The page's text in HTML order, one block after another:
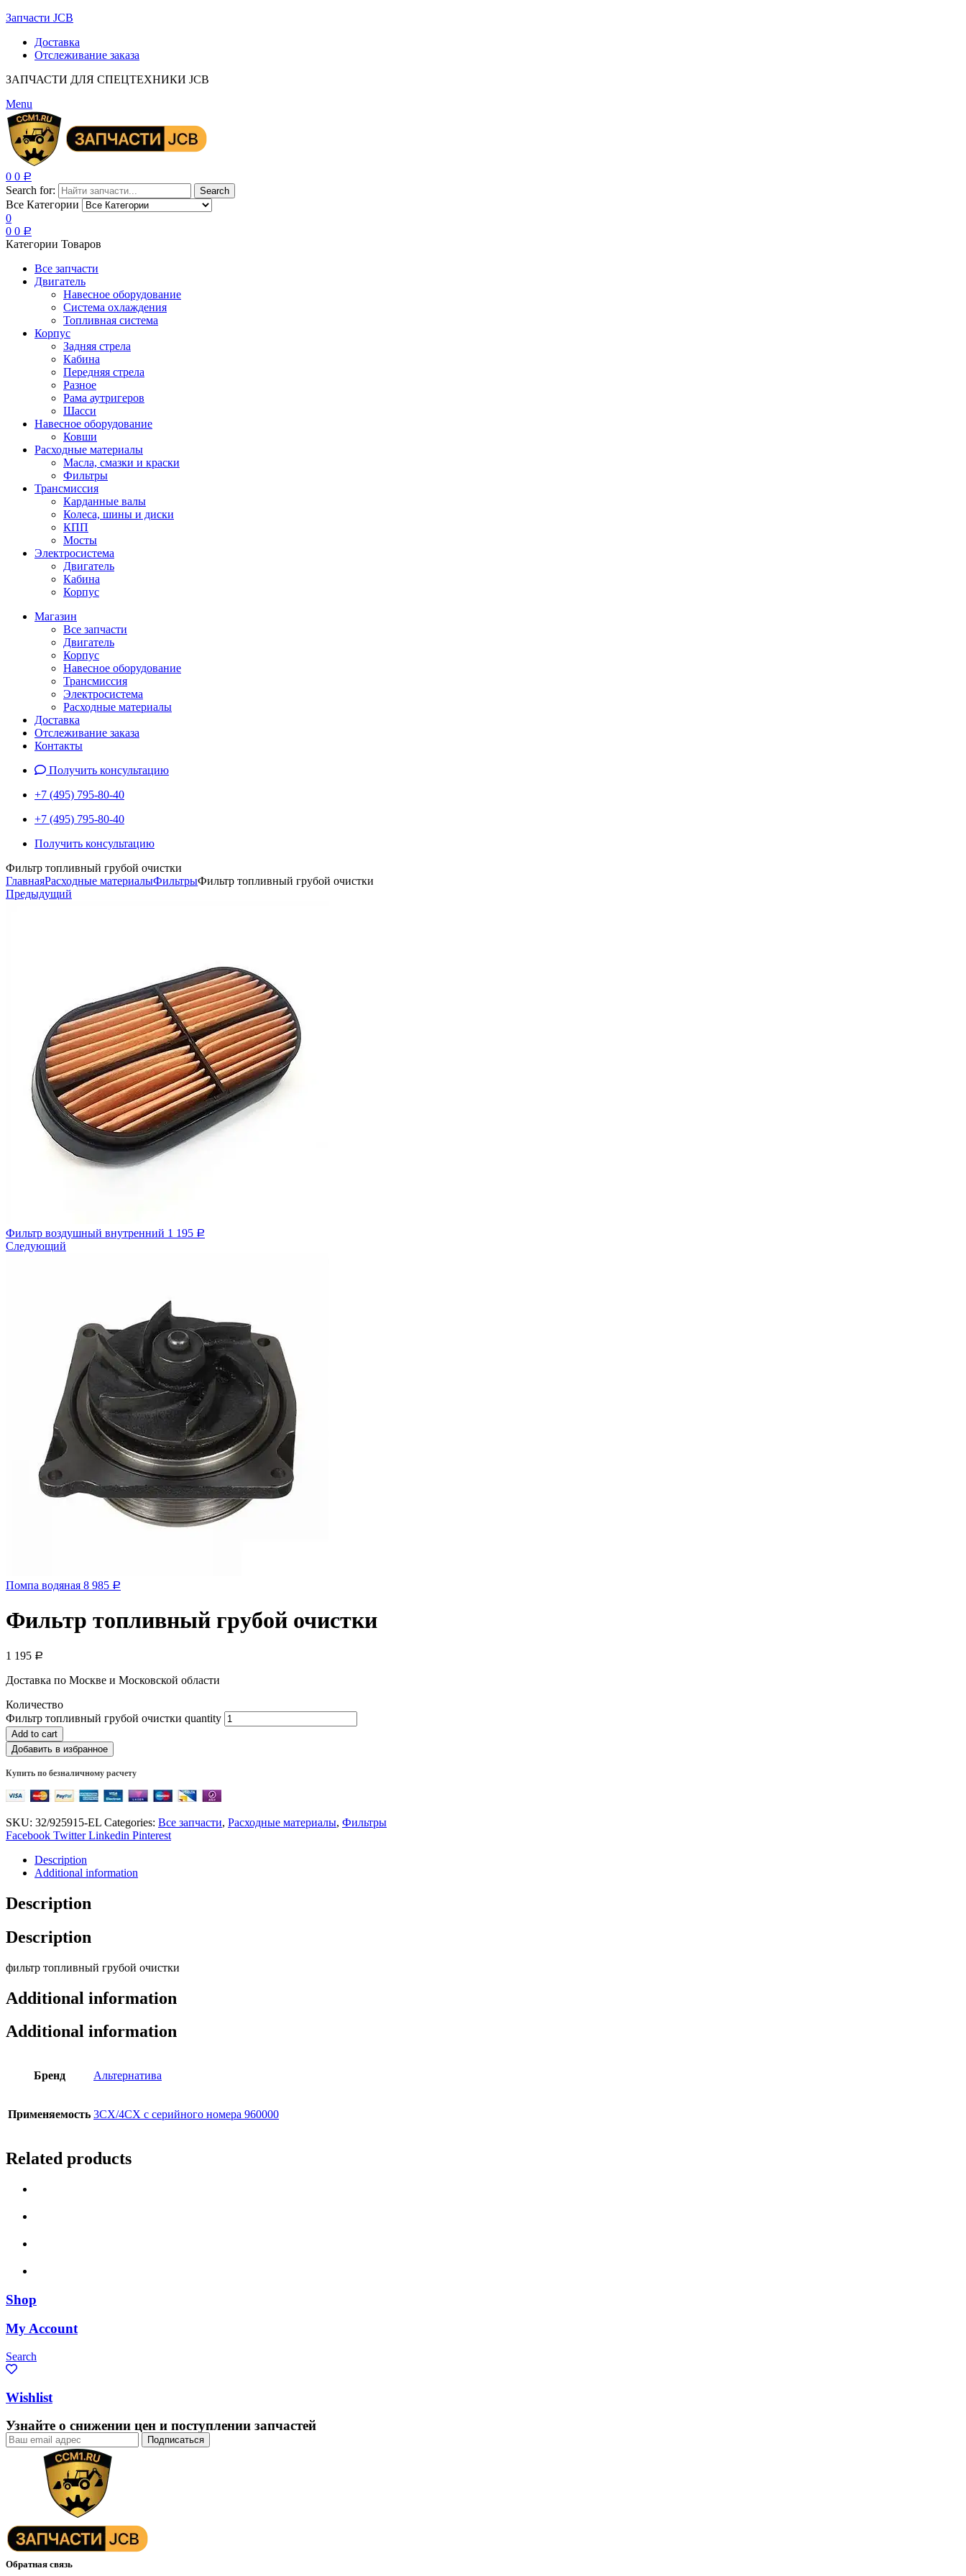
Запчасти JCB
Доставка
Отслеживание заказа
ЗАПЧАСТИ ДЛЯ СПЕЦТЕХНИКИ JCB
Menu
0 0 Р
Search for: Search
Все Категории
0
0 0 Р
Категории Товаров
Все запчасти
Двигатель
Навесное оборудование
Система охлаждения
Топливная система
Корпус
Задняя стрела
Кабина
Передняя стрела
Разное
Рама аутригеров
Шасси
Навесное оборудование
Ковши
Расходные материалы
Масла, смазки и краски
Фильтры
Трансмиссия
Карданные валы
Колеса, шины и диски
КПП
Мосты
Электросистема
Двигатель
Кабина
Корпус
Магазин
Все запчасти
Двигатель
Корпус
Навесное оборудование
Трансмиссия
Электросистема
Расходные материалы
Доставка
Отслеживание заказа
Контакты
Получить консультацию
+7 (495) 795-80-40
+7 (495) 795-80-40
Получить консультацию
Фильтр топливный грубой очистки
ГлавнаяРасходные материалыФильтрыФильтр топливный грубой очистки
Предыдущий
Фильтр воздушный внутренний 1 195 Р
Следующий
Помпа водяная 8 985 Р
Фильтр топливный грубой очистки
1 195 Р
Доставка по Москве и Московской области
Количество
Фильтр топливный грубой очистки quantity
Add to cart
Добавить в избранное
Купить по безналичному расчету
SKU: 32/925915-EL Categories: Все запчасти, Расходные материалы, Фильтры
Facebook Twitter Linkedin Pinterest
Description
Additional information
Description
Description
фильтр топливный грубой очистки
Additional information
Additional information
Бренд Альтернатива
Применяемость 3СX/4CX с серийного номера 960000
Related products
Shop
My Account
Search
Wishlist
Узнайте о снижении цен и поступлении запчастей
Обратная связь